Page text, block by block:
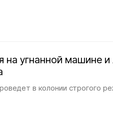
на угнанной машине
в колонии строгого